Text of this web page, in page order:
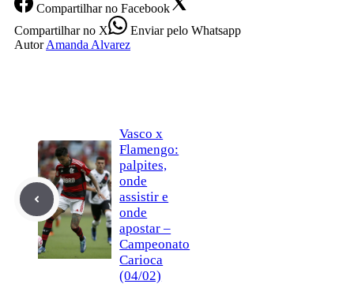
Compartilharno Facebook
Compartilharno X Enviarpelo Whatsapp
Autor Amanda Alvarez
Vasco x
Flamengo:
palpites,
onde
assistir e
onde
apostar –
Campeonato
Carioca
(04/02)